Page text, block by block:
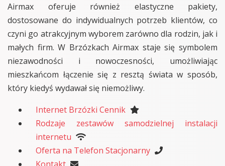
Airmax oferuje również elastyczne pakiety,
dostosowane do indywidualnych potrzeb klientów, co
czyni go atrakcyjnym wyborem zarówno dla rodzin, jak i
małych firm. W Brzózkach Airmax staje się symbolem
niezawodności i nowoczesności, umożliwiając
mieszkańcom łączenie się z resztą świata w sposób,
który kiedyś wydawał się niemożliwy.
Internet Brzózki Cennik
Rodzaje zestawów samodzielnej instalacji
internetu
Oferta na Telefon Stacjonarny